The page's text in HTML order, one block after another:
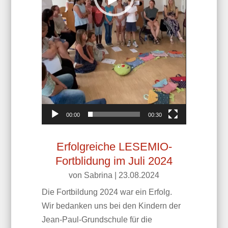
00:00 00:30
Erfolgreiche LESEMIO-
Fortblidung im Juli 2024
von Sabrina
23.08.2024
Die Fortbildung 2024 war ein Erfolg.
Wir bedanken uns bei den Kindern der
Jean-Paul-Grundschule für die